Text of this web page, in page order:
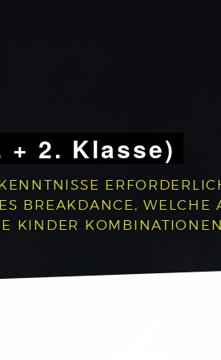
+ 2. Klasse)
BREAKDANCE,
KINDER